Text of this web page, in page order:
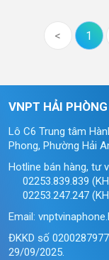
< 1
VNPT HẢI PHÒNG
Lô C6 Trung tâm
Phong, Phường Hải
Hotline bán hàng, tư
02253.839.839
02253.247.247
Email:
ĐKKD số
29/09/2025.